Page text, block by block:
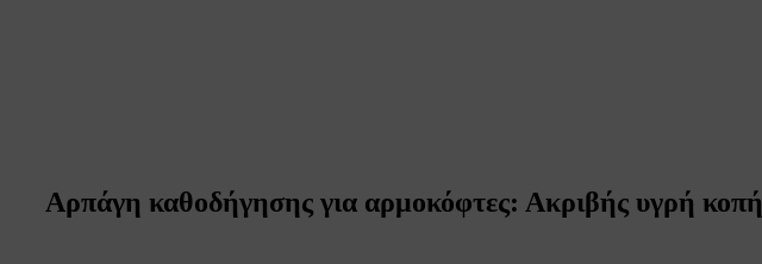
Αρπάγη καθοδήγησης για αρμοκόφτες: Ακριβής υγρή κοπή